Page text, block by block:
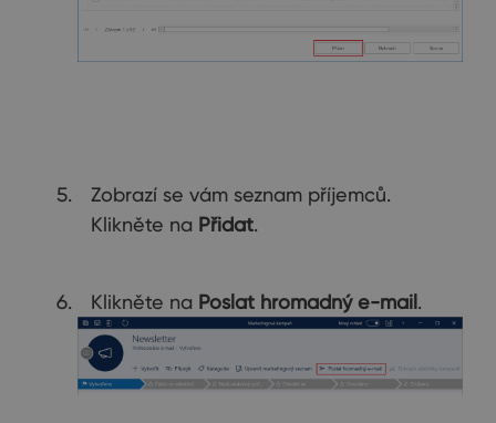
Zobrazí se vám seznam příjemců.
Klikněte na Přidat.
Klikněte na Poslat hromadný e-mail .